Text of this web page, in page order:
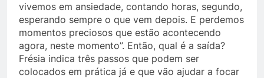
vivemos em ansiedade, contando horas, segundo,
esperando sempre o que vem depois. E perdemos
momentos preciosos que estão acontecendo
agora, neste momento”. Então, qual é a saída?
Frésia indica três passos que podem ser
colocados em prática já e que vão ajudar a focar